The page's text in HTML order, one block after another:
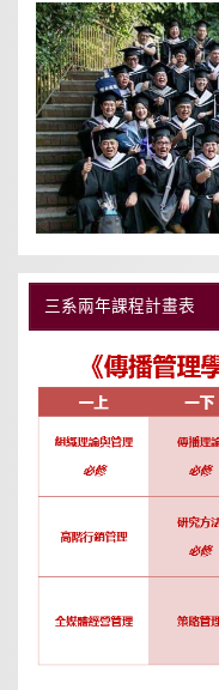
三系兩年課程計畫表